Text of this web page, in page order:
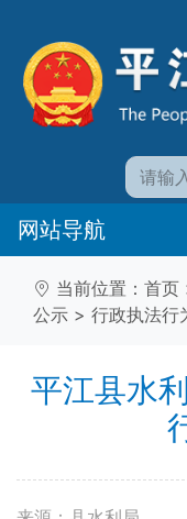
网站导航
当前位置： 首页
公示 > 行政执法行
平江县水